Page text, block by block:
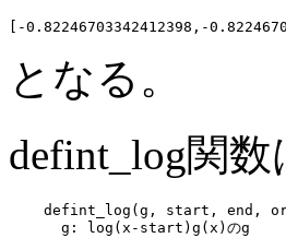
となる。
defint_log関数
defint_log(g, start, end,
      g: log(x-start)g(x)のg